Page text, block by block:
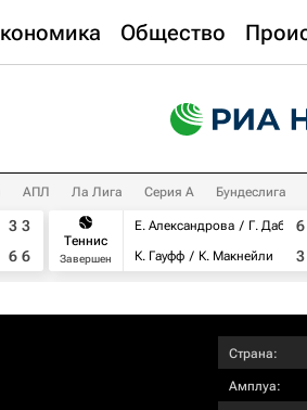
Общество
АПЛ Ла Лига Серия А Бундеслига
3 3
6 6
Теннис
Завершен
Е. Александрова
Г.
К. Гауфф
К. Макнейли
6
3
Страна:
Амплуа: